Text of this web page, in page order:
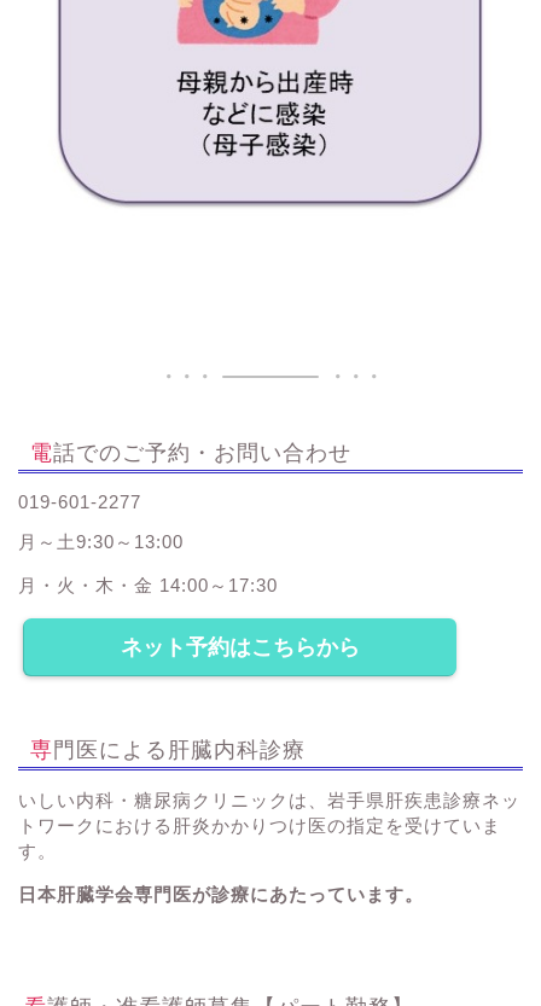
電話でのご予約・お問い合わせ
019-601-2277
月～土9:30～13:00
月・火・木・金 14:00～17:30
ネット予約はこちらから
専門医による肝臓内科診療
いしい内科・糖尿病クリニックは、岩手県肝疾患診療ネッ
トワークにおける肝炎かかりつけ医の指定を受けていま
す。
日本肝臓学会専門医が診療にあたっています。